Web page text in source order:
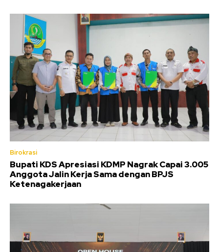
Birokrasi
Bupati KDS Apresiasi KDMP Nagrak Capai 3.005
Anggota Jalin Kerja Sama dengan BPJS
Ketenagakerjaan